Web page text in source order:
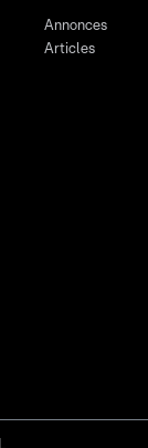
Annonces
Articles